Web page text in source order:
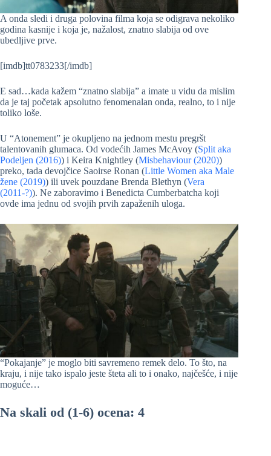
A onda sledi i druga polovina filma koja se odigrava nekoliko
godina kasnije i koja je, nažalost, znatno slabija od ove
ubedljive prve.
[imdb]tt0783233[/imdb]
E sad…kada kažem “znatno slabija” a imate u vidu da mislim
da je taj početak apsolutno fenomenalan onda, realno, to i nije
toliko loše.
U “Atonement” je okupljeno na jednom mestu pregršt
talentovanih glumaca. Od vodećih James McAvoy (Split aka
Podeljen (2016)) i Keira Knightley (Misbehaviour (2020))
preko, tada devojčice Saoirse Ronan (Little Women aka Male
žene (2019)) ili uvek pouzdane Brenda Blethyn (Vera
(2011-?)). Ne zaboravimo i Benedicta Cumberbatcha koji
ovde ima jednu od svojih prvih zapaženih uloga.
“Pokajanje” je moglo biti savremeno remek delo. To što, na
kraju, i nije tako ispalo jeste šteta ali to i onako, najčešće, i nije
moguće…
Na skali od (1-6) ocena: 4